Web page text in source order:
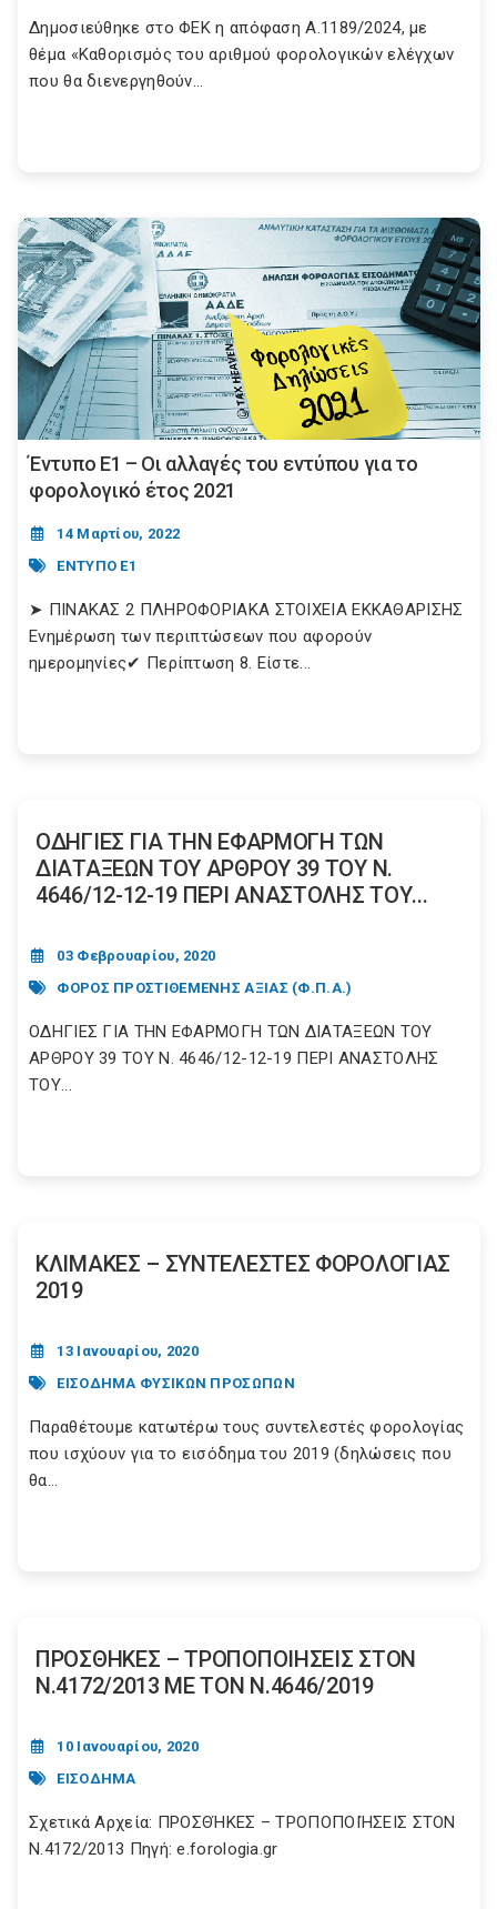
Δημοσιεύθηκε στο ΦΕΚ η απόφαση Α.1189/2024, με
θέμα «Καθορισμός του αριθμού φορολογικών ελέγχων
που θα διενεργηθούν...
Έντυπο E1 – Οι αλλαγές του εντύπου για το
φορολογικό έτος 2021
14 Μαρτίου, 2022
ΕΝΤΥΠΟ Ε1
➤ ΠΙΝΑΚΑΣ 2 ΠΛΗΡΟΦΟΡΙΑΚΑ ΣΤΟΙΧΕΙΑ ΕΚΚΑΘΑΡΙΣΗΣ
Ενημέρωση των περιπτώσεων που αφορούν
ημερομηνίες✔ Περίπτωση 8. Είστε...
ΟΔΗΓΙΕΣ ΓΙΑ ΤΗΝ ΕΦΑΡΜΟΓΗ ΤΩΝ
ΔΙΑΤΑΞΕΩΝ ΤΟΥ ΑΡΘΡΟΥ 39 ΤΟΥ Ν.
4646/12-12-19 ΠΕΡΙ ΑΝΑΣΤΟΛΗΣ ΤΟΥ...
03 Φεβρουαρίου, 2020
ΦΟΡΟΣ ΠΡΟΣΤΙΘΕΜΕΝΗΣ ΑΞΙΑΣ (Φ.Π.Α.)
ΟΔΗΓΙΕΣ ΓΙΑ ΤΗΝ ΕΦΑΡΜΟΓΗ ΤΩΝ ΔΙΑΤΑΞΕΩΝ ΤΟΥ
ΑΡΘΡΟΥ 39 ΤΟΥ Ν. 4646/12-12-19 ΠΕΡΙ ΑΝΑΣΤΟΛΗΣ
ΤΟΥ...
ΚΛΙΜΑΚΕΣ – ΣΥΝΤΕΛΕΣΤΕΣ ΦΟΡΟΛΟΓΙΑΣ
2019
13 Ιανουαρίου, 2020
ΕΙΣΟΔΗΜΑ ΦΥΣΙΚΩΝ ΠΡΟΣΩΠΩΝ
Παραθέτουμε κατωτέρω τους συντελεστές φορολογίας
που ισχύουν για το εισόδημα του 2019 (δηλώσεις που
θα...
ΠΡΟΣΘΗΚΕΣ – ΤΡΟΠΟΠΟΙΗΣΕΙΣ ΣΤΟΝ
Ν.4172/2013 ΜΕ ΤΟΝ Ν.4646/2019
10 Ιανουαρίου, 2020
ΕΙΣΟΔΗΜΑ
Σχετικά Αρχεία: ΠΡΟΣΘΉΚΕΣ – ΤΡΟΠΟΠΟΙΉΣΕΙΣ ΣΤΟΝ
Ν.4172/2013 Πηγή: e.forologia.gr